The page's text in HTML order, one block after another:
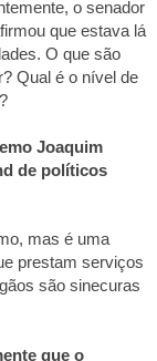
o senador
que estava lá
O que são
Qual é o nível de
Joaquim
de políticos
mas é uma
prestam serviços
são sinecuras
que o